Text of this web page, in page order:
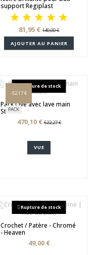
support Regiplast
81,95 €149,00 €
AJOUTER AU PANIER
-52,17 €
PACK
Rupture de stock
Pack Ove avec lave main
Studio
470,10 €522,27 €
VUE
Rupture de stock
Crochet / Patère - Chromé
- Heaven
49,00 €